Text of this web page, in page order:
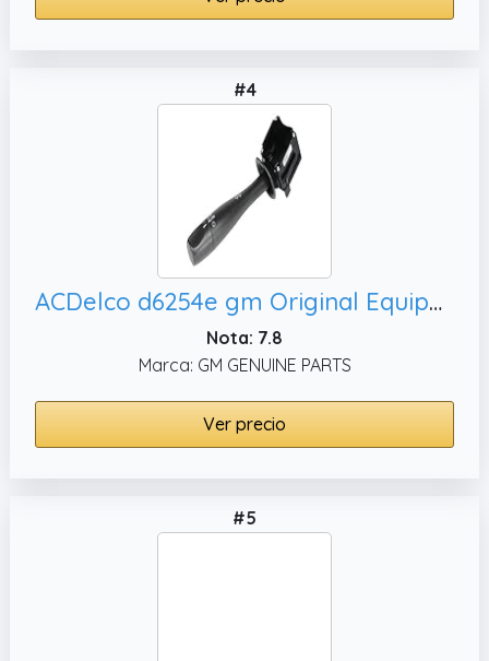
#4
ACDelco d6254e gm Original Equipment Turn Signal Luz y regulador interruptor
Nota: 7.8
Marca: GM GENUINE PARTS
Ver precio
#5